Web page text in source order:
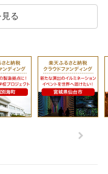
る